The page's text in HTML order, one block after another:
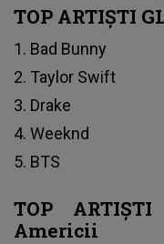
TOP ARTIȘTI
1. Bad Bunny
2. Taylor Swift
3. Drake
4. Weeknd
5. BTS
TOP
Americii